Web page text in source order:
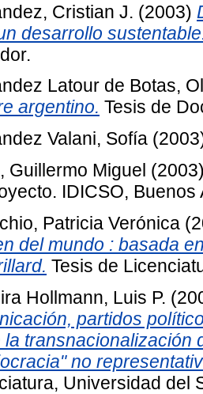
Cristian J. (2003)
desarrollo
Latour de Botas,
argentino. Tesis de
Valani, Sofía
Guillermo Miguel
IDICSO,
Patricia Verónica
del mundo : basada
Tesis de
Hollmann, Luis P.
partidos
la transnacionalización
no
Universidad del